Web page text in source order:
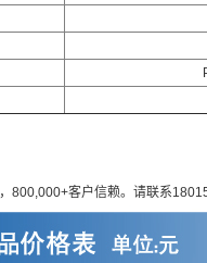
800,000+客户信赖。请联系